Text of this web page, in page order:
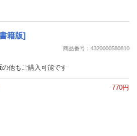
籍版]
商品番号：4320000580810
の他もご購入可能です
770円